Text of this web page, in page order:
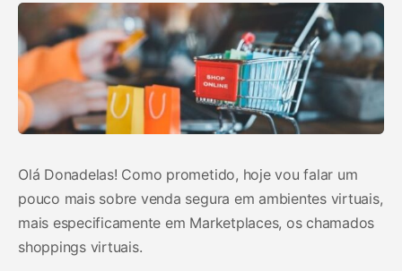
Olá Donadelas! Como prometido, hoje vou falar um
pouco mais sobre venda segura em ambientes virtuais,
mais especificamente em Marketplaces, os chamados
shoppings virtuais.